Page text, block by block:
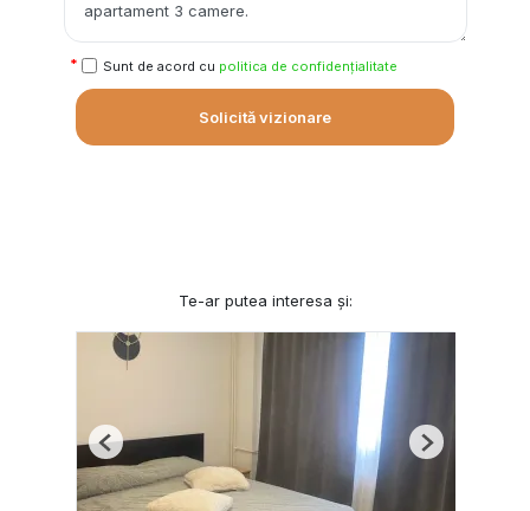
Sunt de acord cu politica de confidențialitate
Solicită vizionare
Te-ar putea interesa și:
Previous Next